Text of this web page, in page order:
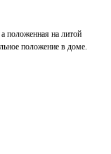
положенная на литой
положение в доме.